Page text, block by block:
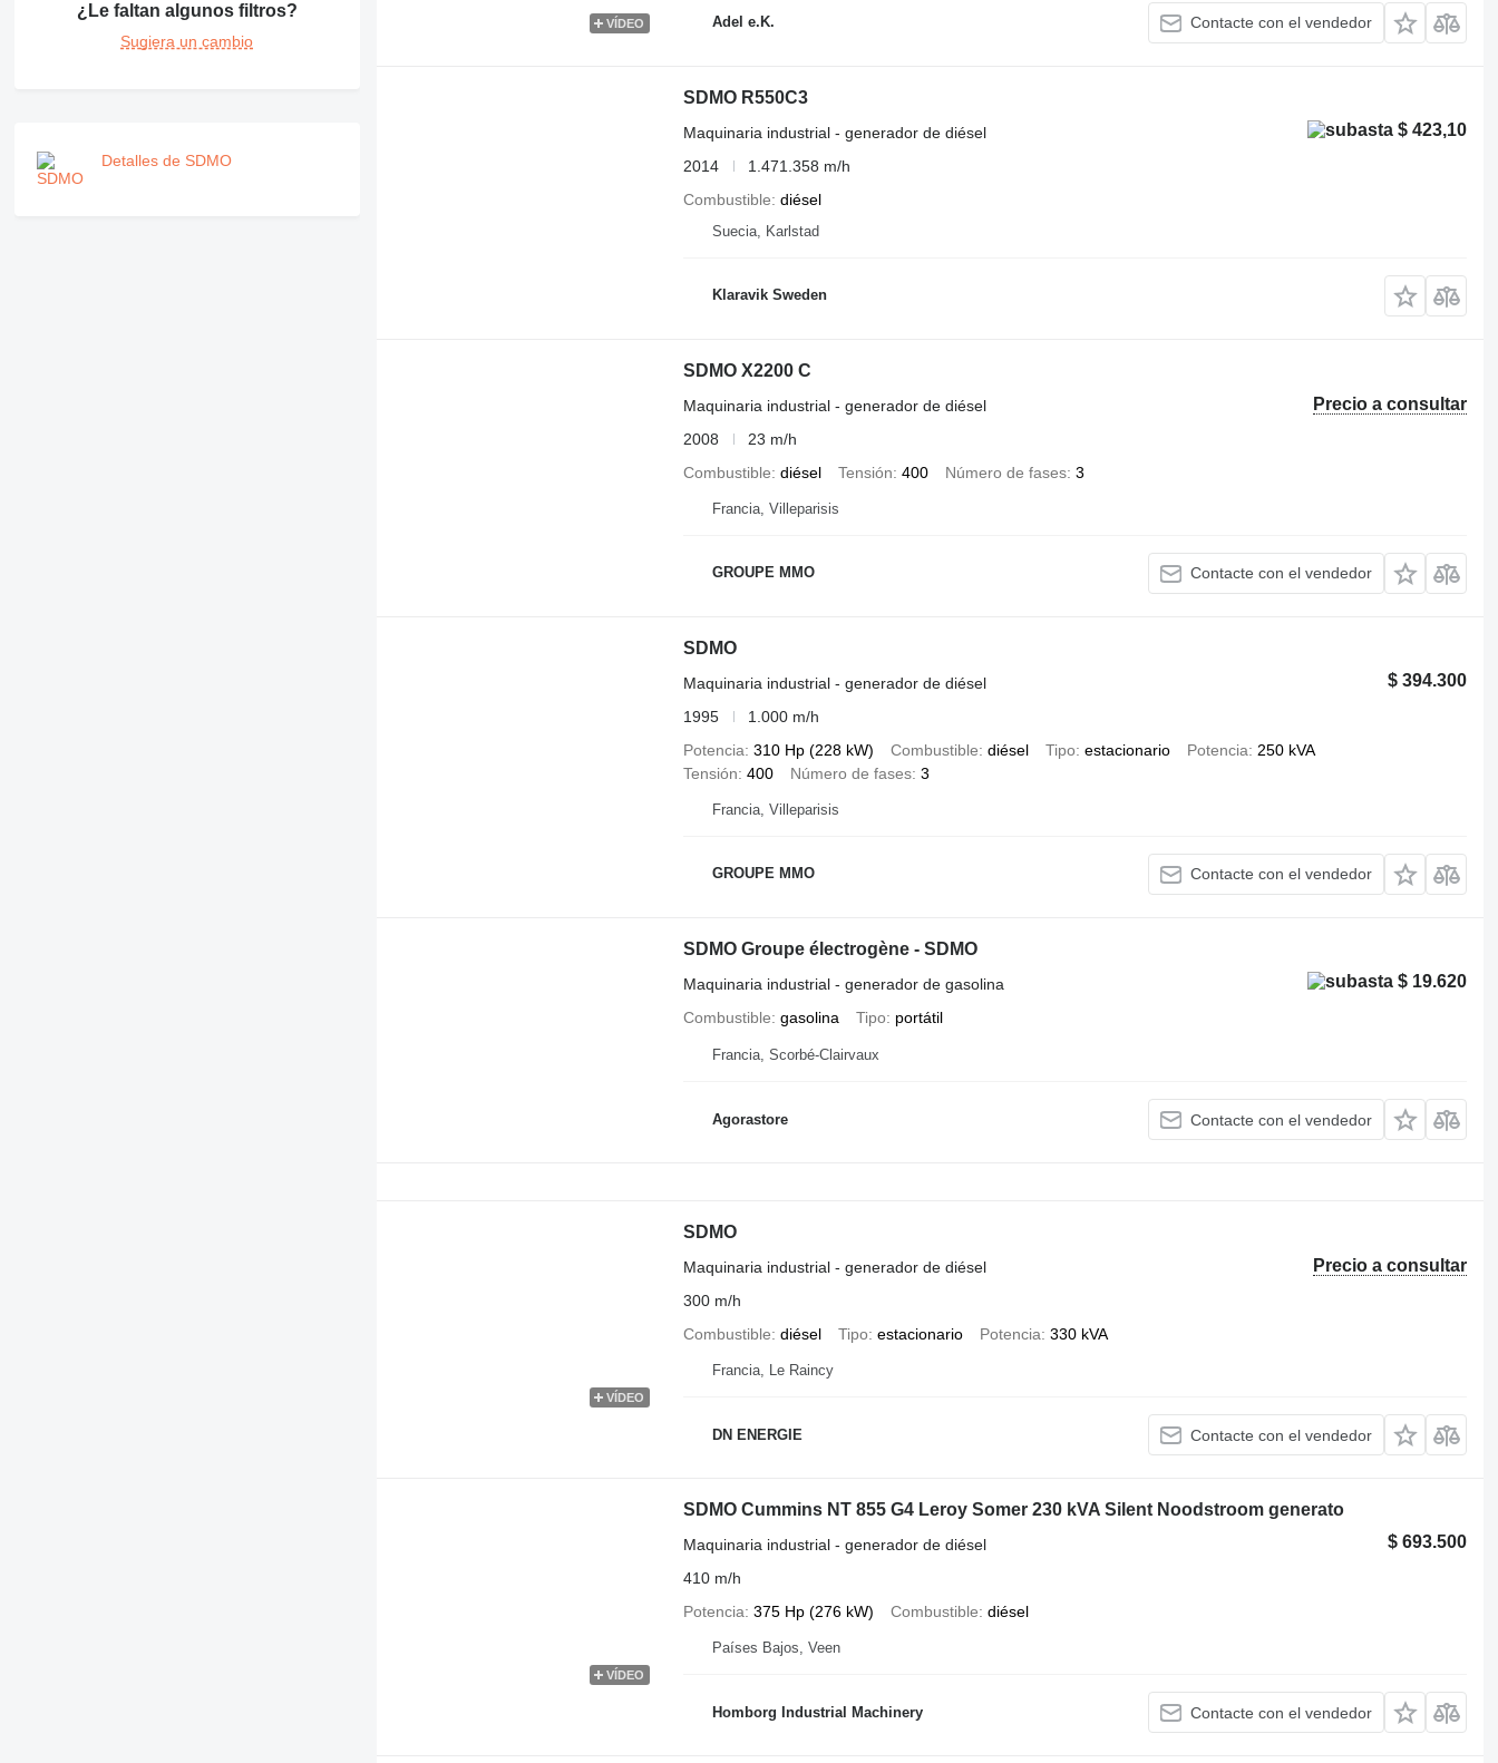
¿Le faltan algunos filtros?
Sugiera un cambio
Detalles de SDMO
VÍDEO Adel e.K. Contacte con el vendedor
SDMO R550C3
$ 423,10
Maquinaria industrial - generador de diésel
2014
1.471.358 m/h
Combustible diésel
Suecia, Karlstad
Klaravik Sweden
SDMO X2200 C
Precio a consultar
Maquinaria industrial - generador de diésel
2008
23 m/h
Combustible diésel Tensión 400 Número de fases 3
Francia, Villeparisis
GROUPE MMO Contacte con el vendedor
SDMO
$ 394.300
Maquinaria industrial - generador de diésel
1995
1.000 m/h
Potencia 310 Hp (228 kW) Combustible diésel Tipo estacionario Potencia
250 kVA
Tensión 400 Número de fases 3
Francia, Villeparisis
GROUPE MMO Contacte con el vendedor
SDMO Groupe électrogène - SDMO
$ 19.620
Maquinaria industrial - generador de gasolina
Combustible gasolina Tipo portátil
Francia, Scorbé-Clairvaux
Agorastore Contacte con el vendedor
VÍDEO
SDMO
Precio a consultar
Maquinaria industrial - generador de diésel
300 m/h
Combustible diésel Tipo estacionario Potencia 330 kVA
Francia, Le Raincy
DN ENERGIE Contacte con el vendedor
VÍDEO
SDMO Cummins NT 855 G4 Leroy Somer 230 kVA Silent Noodstroom generato
$ 693.500
Maquinaria industrial - generador de diésel
410 m/h
Potencia 375 Hp (276 kW) Combustible diésel
Países Bajos, Veen
Homborg Industrial Machinery Contacte con el vendedor